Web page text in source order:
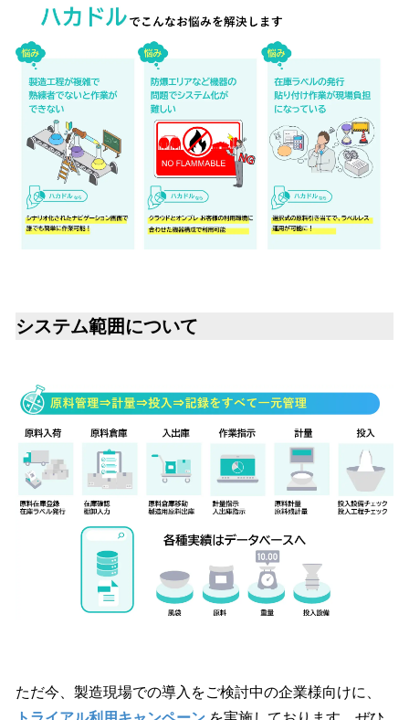
システム範囲について
ただ今、製造現場での導入をご検討中の企業様向けに、